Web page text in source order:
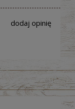
dodaj opinię